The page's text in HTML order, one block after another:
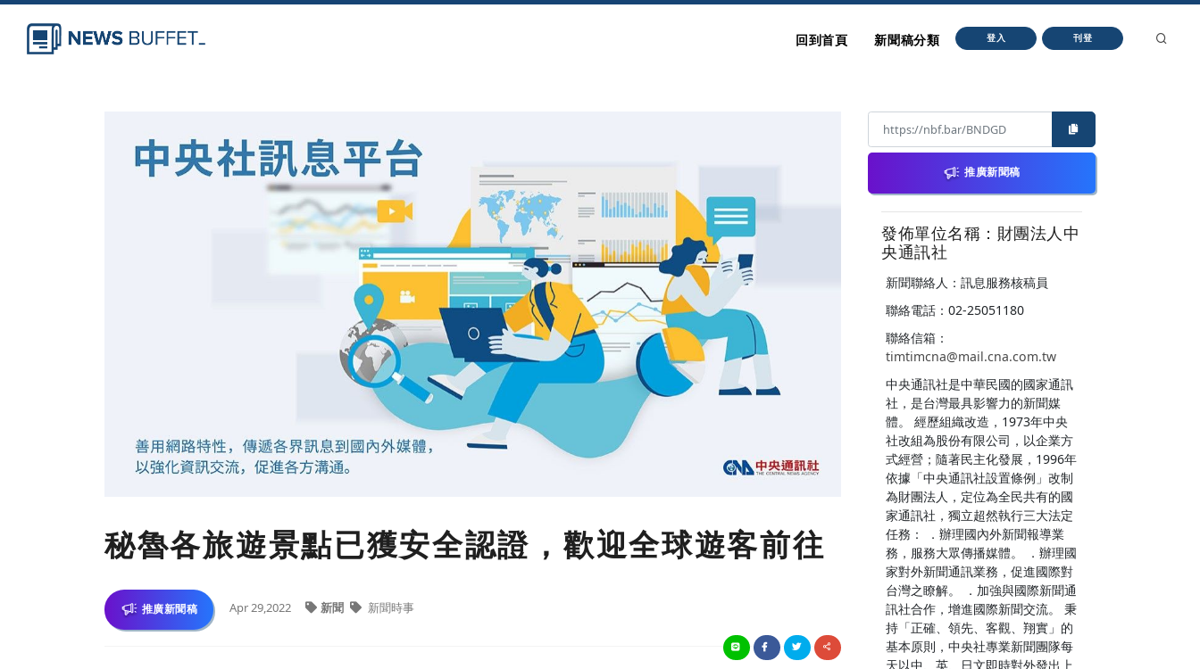
回到首頁 新聞稿分類 登入 刊登
秘魯各旅遊景點已獲安全認證，歡迎全球遊客前往
推廣新聞稿 Apr 29,2022 新聞 新聞時事
推廣新聞稿
發佈單位名稱：財團法人中
央通訊社
新聞聯絡人：訊息服務核稿員
聯絡電話：02-25051180
聯絡信箱：
timtimcna@mail.cna.com.tw
中央通訊社是中華民國的國家通訊
社，是台灣最具影響力的新聞媒
體。 經歷組織改造，1973年中央
社改組為股份有限公司，以企業方
式經營；隨著民主化發展，1996年
依據「中央通訊社設置條例」改制
為財團法人，定位為全民共有的國
家通訊社，獨立超然執行三大法定
任務： ．辦理國內外新聞報導業
務，服務大眾傳播媒體。 ．辦理國
家對外新聞通訊業務，促進國際對
台灣之瞭解。 ．加強與國際新聞通
訊社合作，增進國際新聞交流。 秉
持「正確、領先、客觀、翔實」的
基本原則，中央社專業新聞團隊每
天以中、英、日文即時對外發出上